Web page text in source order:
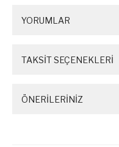
YORUMLAR
TAKSİT SEÇENEKLERİ
ÖNERİLERİNİZ